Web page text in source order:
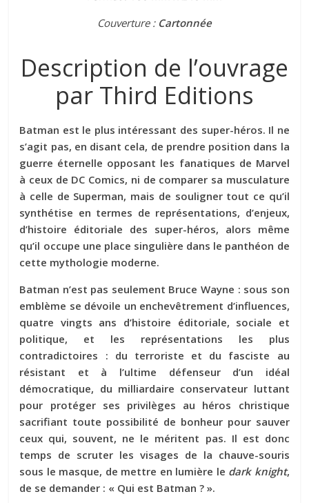
Couverture : Cartonnée
Description de l’ouvrage
par Third Editions
Batman est le plus intéressant des super-héros. Il ne
s’agit pas, en disant cela, de prendre position dans la
guerre éternelle opposant les fanatiques de Marvel
à ceux de DC Comics, ni de comparer sa musculature
à celle de Superman, mais de souligner tout ce qu’il
synthétise en termes de représentations, d’enjeux,
d’histoire éditoriale des super-héros, alors même
qu’il occupe une place singulière dans le panthéon de
cette mythologie moderne.
Batman n’est pas seulement Bruce Wayne : sous son
emblème se dévoile un enchevêtrement d’influences,
quatre vingts ans d’histoire éditoriale, sociale et
politique, et les représentations les plus
contradictoires : du terroriste et du fasciste au
résistant et à l’ultime défenseur d’un idéal
démocratique, du milliardaire conservateur luttant
pour protéger ses privilèges au héros christique
sacrifiant toute possibilité de bonheur pour sauver
ceux qui, souvent, ne le méritent pas. Il est donc
temps de scruter les visages de la chauve-souris
sous le masque, de mettre en lumière le dark knight,
de se demander : « Qui est Batman ? ».